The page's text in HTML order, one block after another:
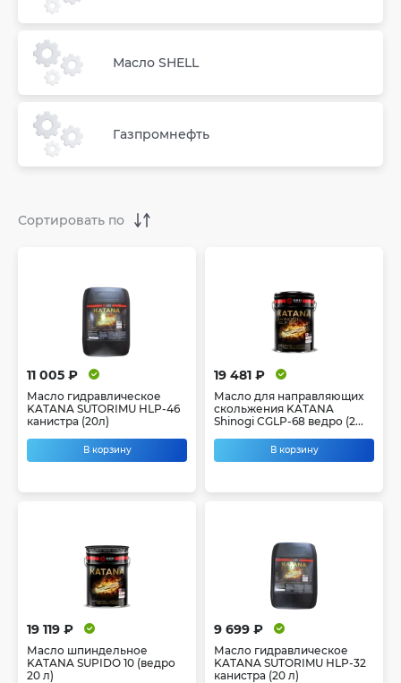
Масло SHELL
Газпромнефть
11 005 ₽
Масло гидравлическое
KATANA SUTORIMU HLP-46
канистра (20л)
В корзину
19 481 ₽
Масло для направляющих
скольжения KATANA
Shinogi CGLP-68 ведро (2...
В корзину
19 119 ₽
Масло шпиндельное
KATANA SUPIDO 10 (ведро
20 л)
9 699 ₽
Масло гидравлическое
KATANA SUTORIMU HLP-32
канистра (20 л)